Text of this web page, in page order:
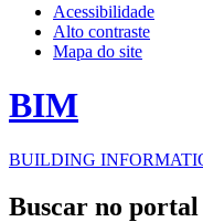
Acessibilidade
Alto contraste
Mapa do site
BIM
BUILDING
Buscar no portal